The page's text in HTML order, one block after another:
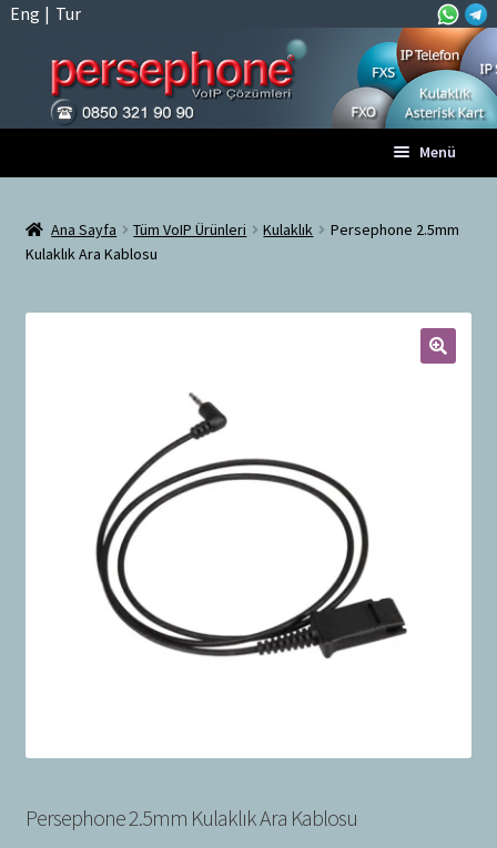
Eng | Tur
Menü
Tüm VoIP Ürünleri
t
m
e
Hesabım
Bayilik Başvurusu
Ana Sayfa Tüm VoIP Ürünleri Kulaklık
Persephone 2.5mm
Kulaklık Ara Kablosu
Persephone 2.5mm Kulaklık Ara Kablosu